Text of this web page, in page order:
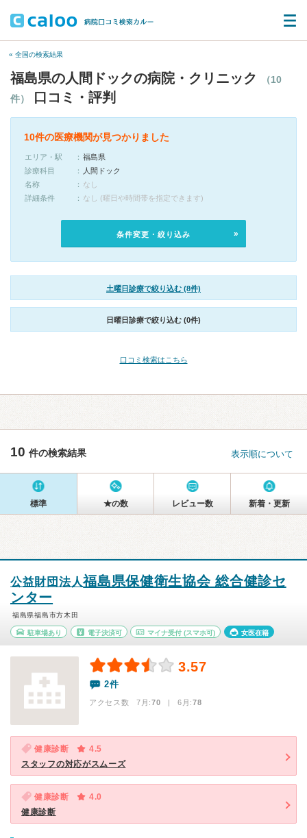
« 全国の検索結果
福島県の人間ドックの病院・クリニック
（10
件）
口コミ・評判
10件の医療機関が見つかりました
エリア・駅
福島県
診療科目
人間ドック
名称
なし
詳細条件
なし (曜日や時間帯を指定できます)
条件変更・絞り込み
土曜日診療で絞り込む (8件)
日曜日診療で絞り込む (0件)
口コミ検索はこちら
10 件の検索結果 表示順について
標準 ★の数 レビュー数 新着・更新
公益財団法人福島県保健衛生協会 総合健診セ
ンター
福島県福島市方木田
駐車場あり 電子決済可 マイナ受付 (スマホ可) 女医在籍
3.57
2件
アクセス数 7月:70 | 6月:78
健康診断
4.5
スタッフの対応がスムーズ
健康診断
4.0
健康診断